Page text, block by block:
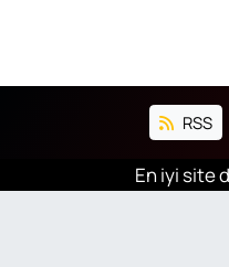
RSS
En iyi site